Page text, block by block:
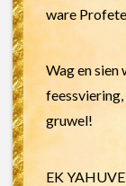
ware
Wag en sien
gruwel!
EK